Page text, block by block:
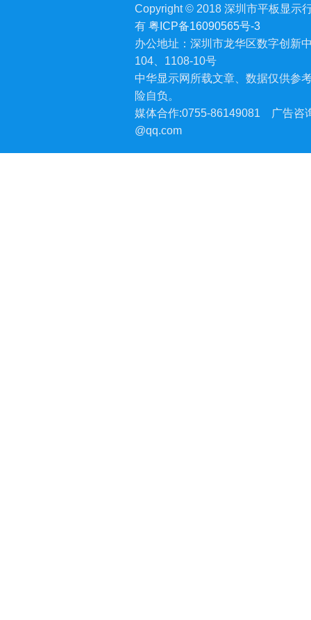
Copyright © 2018 深圳市平板显示
有 粤ICP备16090565号-3
办公地址：深圳市龙华区数字创新
104、1108-10号
中华显示网所载文章、数据仅供参
险自负。
媒体合作:0755-86149081
广告咨
@qq.com